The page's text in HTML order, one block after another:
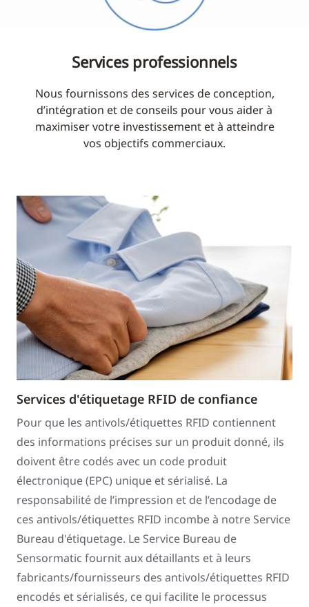
Services professionnels
Nous fournissons des services de conception,
d’intégration et de conseils pour vous aider à
maximiser votre investissement et à atteindre
vos objectifs commerciaux.
Services d'étiquetage RFID de confiance
Pour que les antivols/étiquettes RFID contiennent
des informations précises sur un produit donné, ils
doivent être codés avec un code produit
électronique (EPC) unique et sérialisé. La
responsabilité de l’impression et de l’encodage de
ces antivols/étiquettes RFID incombe à notre Service
Bureau d'étiquetage. Le Service Bureau de
Sensormatic fournit aux détaillants et à leurs
fabricants/fournisseurs des antivols/étiquettes RFID
encodés et sérialisés, ce qui facilite le processus